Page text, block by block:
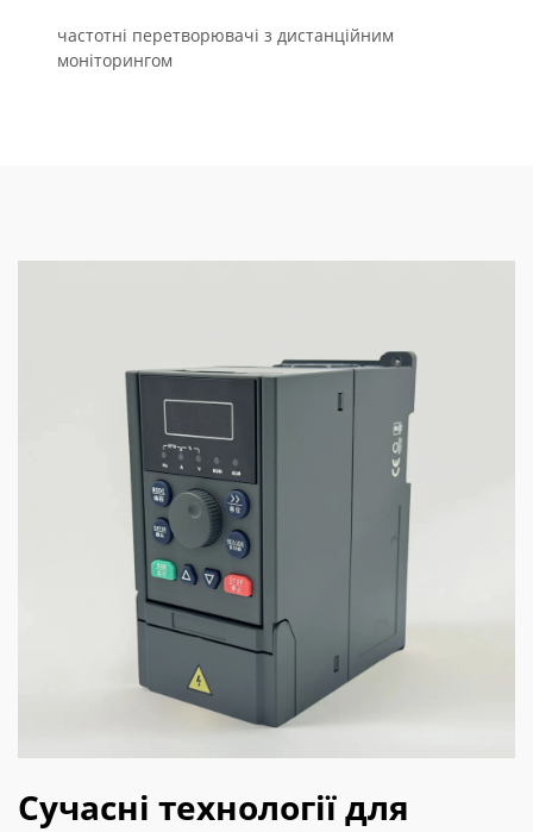
частотні перетворювачі з дистанційним
моніторингом
Сучасні технології для